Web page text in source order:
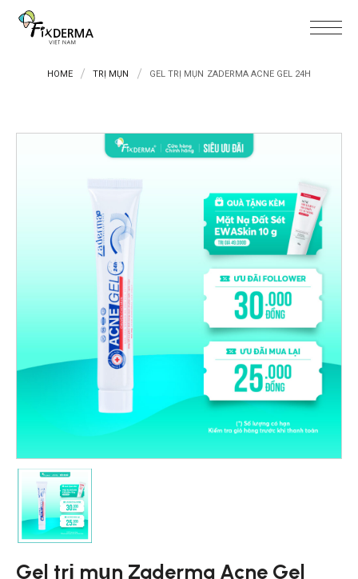
HOME TRỊ MỤN GEL TRỊ MỤN ZADERMA ACNE GEL 24H
Gel trị mụn Zaderma Acne Gel